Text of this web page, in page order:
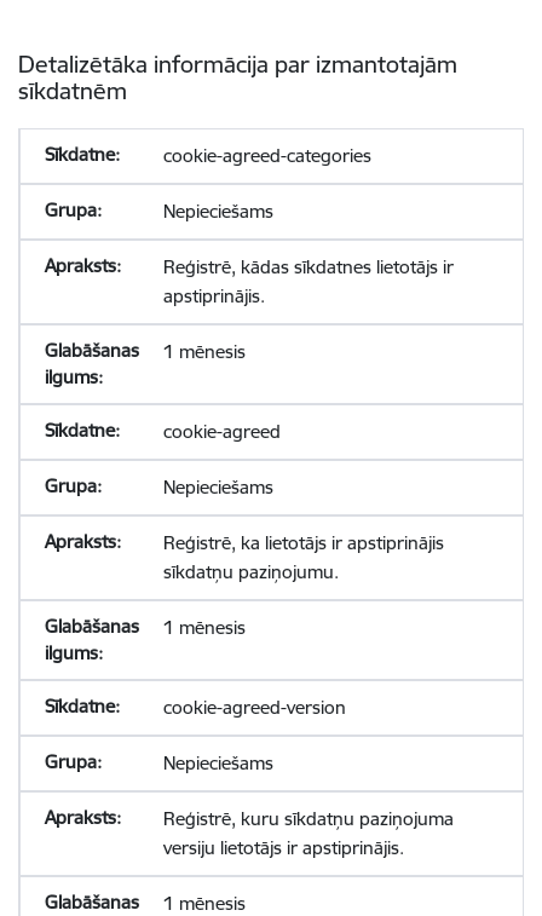
Detalizētāka informācija par izmantotajām
sīkdatnēm
cookie-agreed-categories
Nepieciešams
Reģistrē, kādas sīkdatnes lietotājs ir
apstiprinājis.
1 mēnesis
cookie-agreed
Nepieciešams
Reģistrē, ka lietotājs ir apstiprinājis
sīkdatņu paziņojumu.
1 mēnesis
cookie-agreed-version
Nepieciešams
Reģistrē, kuru sīkdatņu paziņojuma
versiju lietotājs ir apstiprinājis.
1 mēnesis